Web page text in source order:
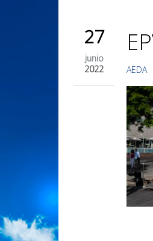
27
junio
2022
AEDA